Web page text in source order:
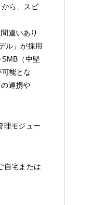
ら、スピ
違いあり
ル」が採用
（中堅
能とな
連携や
理モジュー
自宅または